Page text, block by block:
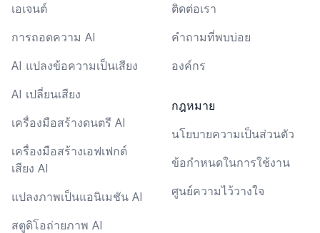
เอเจนต์
การถอดความ AI
AI แปลงข้อความเป็นเสียง
AI เปลี่ยนเสียง
เครื่องมือสร้างดนตรี AI
เครื่องมือสร้างเอฟเฟกต์
เสียง AI
แปลงภาพเป็นแอนิเมชัน AI
สตูดิโอถ่ายภาพ AI
ติดต่อเรา
คำถามที่พบบ่อย
องค์กร
กฎหมาย
นโยบายความเป็นส่วนตัว
ข้อกำหนดในการใช้งาน
ศูนย์ความไว้วางใจ